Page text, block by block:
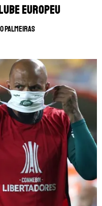
europeu
Palmeiras